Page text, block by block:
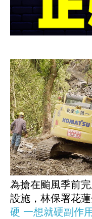
為搶在颱風季前
設施，林保署花
硬 一想就硬副作用